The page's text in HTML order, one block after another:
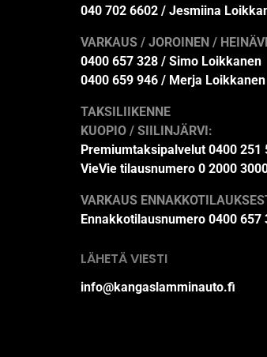
040 702 6602 / Jesmiina
VARKAUS / JOROINEN /
0400 657 328 / Simo Loikkanen
0400 659 946 / Merja Loikkanen
TAKSILIIKENNE
KUOPIO / SIILINJÄRVI:
Premiumtaksipalvelut 0400 251
VieVie tilausnumero 0 2000
VARKAUS
Ennakkotilausnumero 0400 657
LÄHETÄ VIESTI
info@kangaslamminauto.fi